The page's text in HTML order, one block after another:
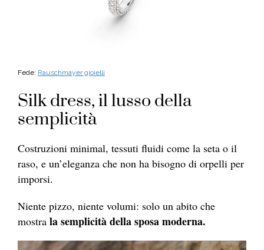
Fede: Rauschmayer gioielli
Silk dress, il lusso della
semplicità
Costruzioni minimal, tessuti fluidi come la seta o il
raso, e un’eleganza che non ha bisogno di orpelli per
imporsi.
Niente pizzo, niente volumi: solo un abito che
mostra la semplicità della sposa moderna.